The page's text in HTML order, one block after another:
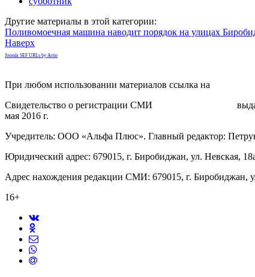
Другие материалы в этой категории:
Поливомоечная машина наводит порядок на улицах
Наверх
Joomla SEF URLs by Artio
При любом использовании материалов ссылка на
Свидетельство о регистрации СМИ
мая 2016 г.
Учредитель: ООО «Альфа Плюс». Главный редактор:
Юридический адрес: 679015, г. Биробиджан, ул. Невская,
Адрес нахождения редакции СМИ: 679015, г. Биробиджан,
16+